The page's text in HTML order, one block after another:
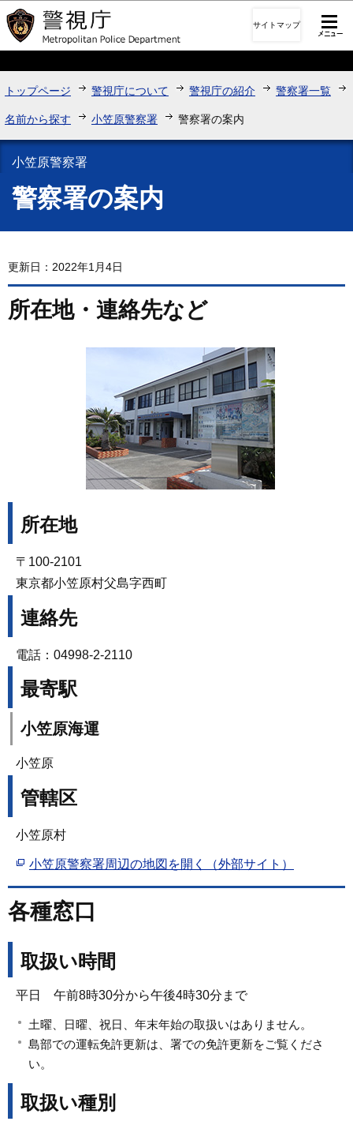
このページの本文へ移動
サイトマップ
トップページ 警視庁について 警視庁の紹介 警察署一覧
名前から探す 小笠原警察署 警察署の案内
小笠原警察署
警察署の案内
更新日：2022年1月4日
所在地・連絡先など
所在地
〒100-2101
東京都小笠原村父島字西町
連絡先
電話：04998-2-2110
最寄駅
小笠原海運
小笠原
管轄区
小笠原村
小笠原警察署周辺の地図を開く（外部サイト）
各種窓口
取扱い時間
平日 午前8時30分から午後4時30分まで
土曜、日曜、祝日、年末年始の取扱いはありません。
島部での運転免許更新は、署での免許更新をご覧くださ
い。
取扱い種別